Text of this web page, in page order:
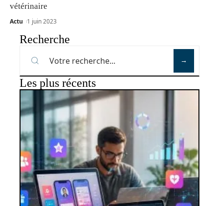
vétérinaire
Actu 1 juin 2023
Recherche
Les plus récents